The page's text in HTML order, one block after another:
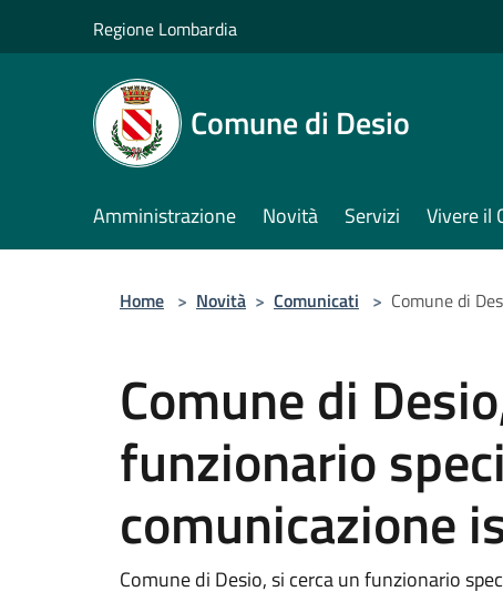
Regione Lombardia
Comune di Desio
Amministrazione Novità Servizi Vivere il
Home > Novità > Comunicati > Comune di
Comune di
funzionario
comunicazione
Comune di Desio, si cerca un funzionario